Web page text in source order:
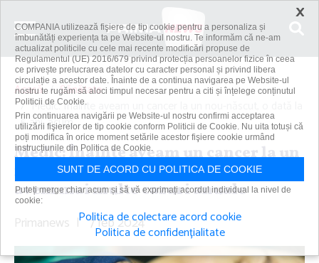
Acasă
Sănătate
Medic: Înainte aveam un cancer la un nou-născut, o dată la
5 ani, acum...
Medic: Înainte aveam un cancer la un
nou-născut, o dată la 5 ani, acum
avem mai multe cazuri anuale
Primanews | 7 feb 2024
×
COMPANIA utilizează fişiere de tip cookie pentru a personaliza și
îmbunătăți experiența ta pe Website-ul nostru. Te informăm că ne-am
actualizat politicile cu cele mai recente modificări propuse de
Regulamentul (UE) 2016/679 privind protecția persoanelor fizice în ceea
ce privește prelucrarea datelor cu caracter personal și privind libera
circulație a acestor date. Înainte de a continua navigarea pe Website-ul
nostru te rugăm să aloci timpul necesar pentru a citi și înțelege conținutul
Politicii de Cookie.
Prin continuarea navigării pe Website-ul nostru confirmi acceptarea
utilizării fişierelor de tip cookie conform Politicii de Cookie. Nu uita totuși că
poți modifica în orice moment setările acestor fişiere cookie urmând
instrucțiunile din Politica de Cookie.
SUNT DE ACORD CU POLITICA DE COOKIE
Puteți merge chiar acum și să vă exprimați acordul individual la nivel de
cookie:
Politica de colectare acord cookie
Politica de confidențialitate